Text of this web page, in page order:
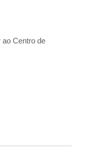
Centro de